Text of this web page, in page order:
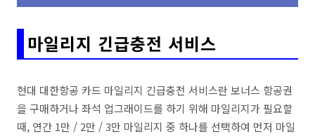
마일리지 긴급충전 서비스
현대 대한항공 카드 마일리지 긴급충전 서비스란 보너스 항공권
을 구매하거나 좌석 업그래이드를 하기 위해 마일리지가 필요할
때, 연간 1만 / 2만 / 3만 마일리지 중 하나를 선택하여 먼저 마일